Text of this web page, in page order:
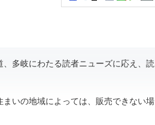
多岐にわたる読者ニューズに応え、読
まいの地域によっては、販売できない場